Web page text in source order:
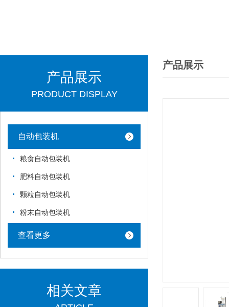
产品展示
PRODUCT DISPLAY
自动包装机
粮食自动包装机
肥料自动包装机
颗粒自动包装机
粉末自动包装机
查看更多
相关文章
产品展示